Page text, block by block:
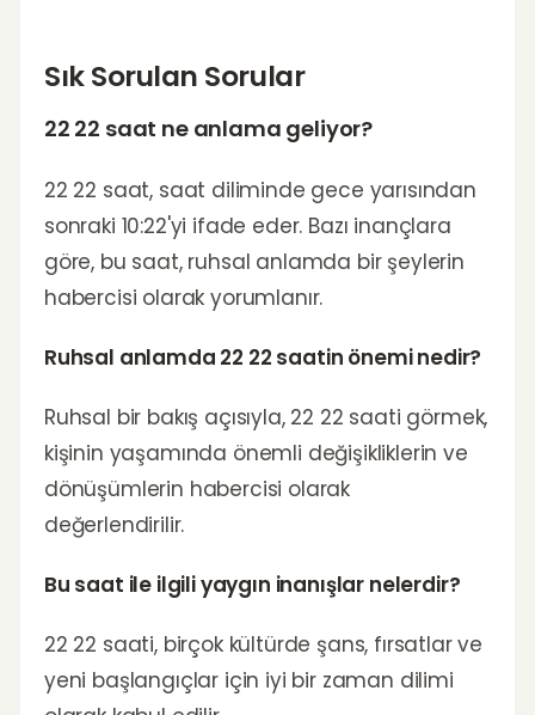
Sık Sorulan Sorular
22 22 saat ne anlama geliyor?
22 22 saat, saat diliminde gece yarısından
sonraki 10:22'yi ifade eder. Bazı inançlara
göre, bu saat, ruhsal anlamda bir şeylerin
habercisi olarak yorumlanır.
Ruhsal anlamda 22 22 saatin önemi nedir?
Ruhsal bir bakış açısıyla, 22 22 saati görmek,
kişinin yaşamında önemli değişikliklerin ve
dönüşümlerin habercisi olarak
değerlendirilir.
Bu saat ile ilgili yaygın inanışlar nelerdir?
22 22 saati, birçok kültürde şans, fırsatlar ve
yeni başlangıçlar için iyi bir zaman dilimi